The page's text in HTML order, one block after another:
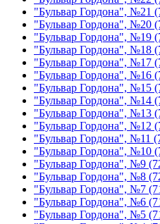
"Бульвар Гордона", №21
"Бульвар Гордона", №20
"Бульвар Гордона", №19
"Бульвар Гордона", №18
"Бульвар Гордона", №17
"Бульвар Гордона", №16
"Бульвар Гордона", №15
"Бульвар Гордона", №14
"Бульвар Гордона", №13
"Бульвар Гордона", №12
"Бульвар Гордона", №11
"Бульвар Гордона", №10
"Бульвар Гордона", №9
"Бульвар Гордона", №8
"Бульвар Гордона", №7
"Бульвар Гордона", №6
"Бульвар Гордона", №5